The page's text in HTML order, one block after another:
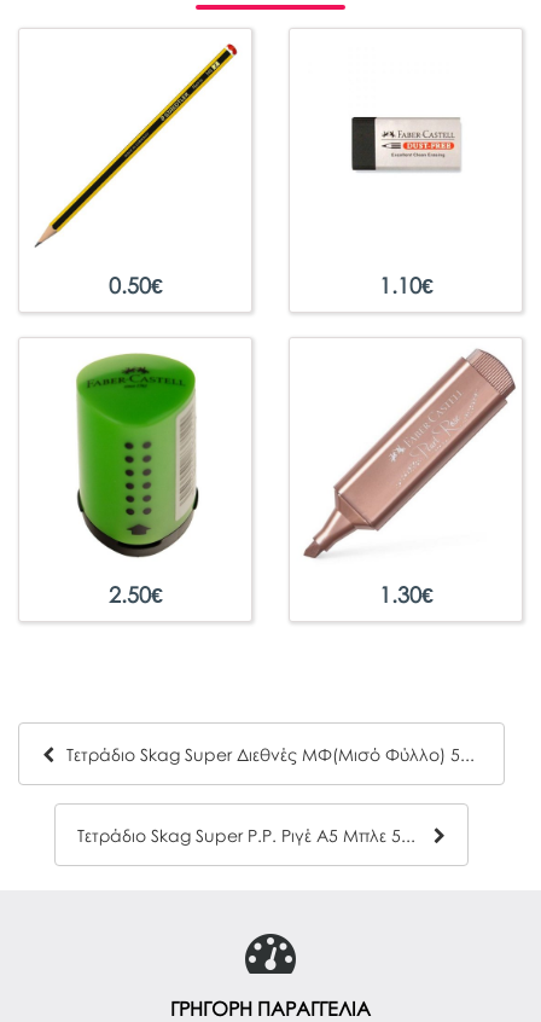
0.50€ 1.10€
2.50€ 1.30€
Τετράδιο Skag Super Διεθνές ΜΦ(Μισό Φύλλο) 50φ Μπλε
Τετράδιο Skag Super Ρ.Ρ. Ριγέ Α5 Μπλε 50φ.
ΓΡΗΓΟΡΗ ΠΑΡΑΓΓΕΛΙΑ